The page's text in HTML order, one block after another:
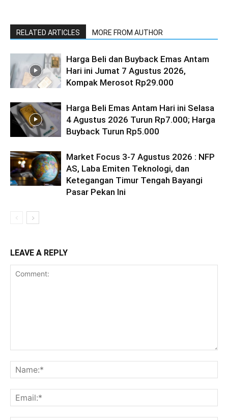
RELATED ARTICLES MORE FROM AUTHOR
Harga Beli dan Buyback Emas Antam
Hari ini Jumat 7 Agustus 2026,
Kompak Merosot Rp29.000
Harga Beli Emas Antam Hari ini Selasa
4 Agustus 2026 Turun Rp7.000; Harga
Buyback Turun Rp5.000
Market Focus 3-7 Agustus 2026 : NFP
AS, Laba Emiten Teknologi, dan
Ketegangan Timur Tengah Bayangi
Pasar Pekan Ini
LEAVE A REPLY